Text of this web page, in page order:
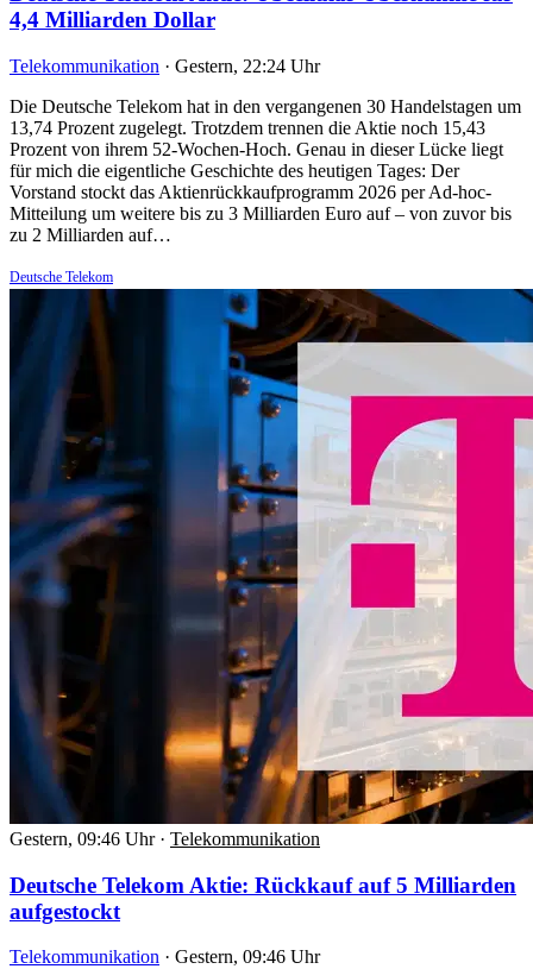
4,4 Milliarden Dollar
Telekommunikation · Gestern, 22:24 Uhr
Die Deutsche Telekom hat in den vergangenen 30 Handelstagen um
13,74 Prozent zugelegt. Trotzdem trennen die Aktie noch 15,43
Prozent von ihrem 52-Wochen-Hoch. Genau in dieser Lücke liegt
für mich die eigentliche Geschichte des heutigen Tages: Der
Vorstand stockt das Aktienrückkaufprogramm 2026 per Ad-hoc-
Mitteilung um weitere bis zu 3 Milliarden Euro auf – von zuvor bis
zu 2 Milliarden auf…
Deutsche Telekom
Gestern, 09:46 Uhr · Telekommunikation
Deutsche Telekom Aktie: Rückkauf auf 5 Milliarden
aufgestockt
Telekommunikation · Gestern, 09:46 Uhr